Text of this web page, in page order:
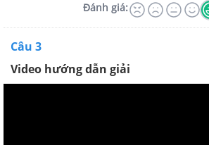
Đánh giá:
Câu 3
Video hướng dẫn giải